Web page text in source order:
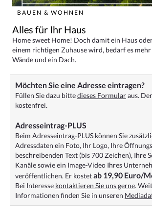
BAUEN & WOHNEN
Alles für Ihr Haus
Home sweet Home! Doch damit ein Haus
einem richtigen Zuhause wird, bedarf es
Wände und ein Dach.
Möchten Sie eine Adresse eintragen?
Füllen Sie dazu bittedieses Formularaus.
kostenfrei.
Adresseintrag-PLUS
Beim Adresseintrag-PLUS können Sie
Adressdaten ein Foto, Ihr Logo, Ihre
beschreibenden Text (bis 700 Zeichen), Ihre
Kanäle sowie ein Image-Video Ihres
veröffentlichen. Er kostetab 19,90 Euro/
Bei Interesse kontaktieren Sie uns gerne.
Informationen finden Sie in unseren